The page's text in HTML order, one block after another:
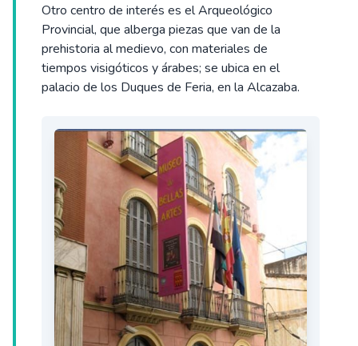
Otro centro de interés es el Arqueológico
Provincial, que alberga piezas que van de la
prehistoria al medievo, con materiales de
tiempos visigóticos y árabes; se ubica en el
palacio de los Duques de Feria, en la Alcazaba.